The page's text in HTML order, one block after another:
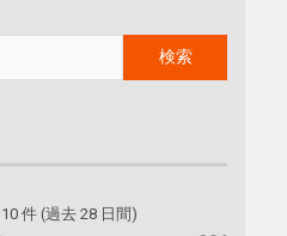
件 (過去 28 日間)